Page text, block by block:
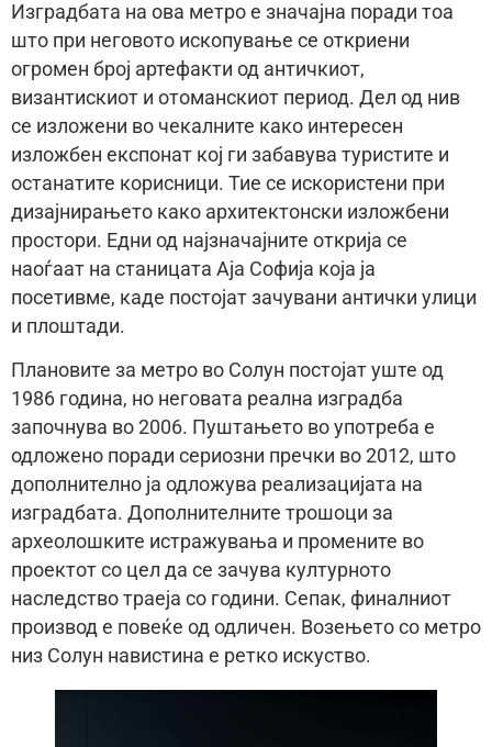
Изградбата на ова метро е значајна поради тоа
што при неговото ископување се откриени
огромен број артефакти од античкиот,
византискиот и отоманскиот период. Дел од нив
се изложени во чекалните како интересен
изложбен експонат кој ги забавува туристите и
останатите корисници. Тие се искористени при
дизајнирањето како архитектонски изложбени
простори. Едни од најзначајните открија се
наоѓаат на станицата Аја Софија која ја
посетивме, каде постојат зачувани антички улици
и плоштади.
Плановите за метро во Солун постојат уште од
1986 година, но неговата реална изградба
започнува во 2006. Пуштањето во употреба е
одложено поради сериозни пречки во 2012, што
дополнително ја одложува реализацијата на
изградбата. Дополнителните трошоци за
археолошките истражувања и промените во
проектот со цел да се зачува културното
наследство траеја со години. Сепак, финалниот
производ е повеќе од одличен. Возењето со метро
низ Солун навистина е ретко искуство.